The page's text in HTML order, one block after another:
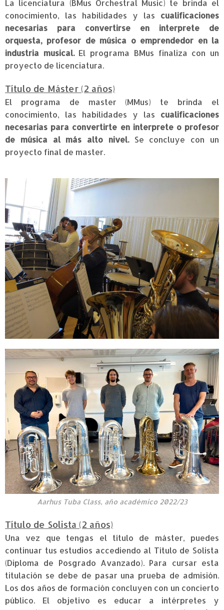
La licenciatura (BMus Orchestral Music) te brinda el
conocimiento, las habilidades y las cualificaciones
necesarias para convertirse en interprete de
orquesta, profesor de música o emprendedor en la
industria musical.El programa BMus finaliza con un
proyecto de licenciatura.
Título de Máster (2 años)
El programa de master (MMus) te brinda el
conocimiento, las habilidades y las cualificaciones
necesarias para convertirte en interprete o profesor
de música al más alto nivel.Se concluye con un
proyecto final de master.
Aarhus Tuba Class, año académico 2022/23
Título de Solista (2 años)
Una vez que tengas el título de máster, puedes
continuar tus estudios accediendo al Título de Solista
(Diploma de Posgrado Avanzado). Para cursar esta
titulación se debe de pasar una prueba de admisión.
Los dos años de formación concluyen con un concierto
público. El objetivo es educar a intérpretes y